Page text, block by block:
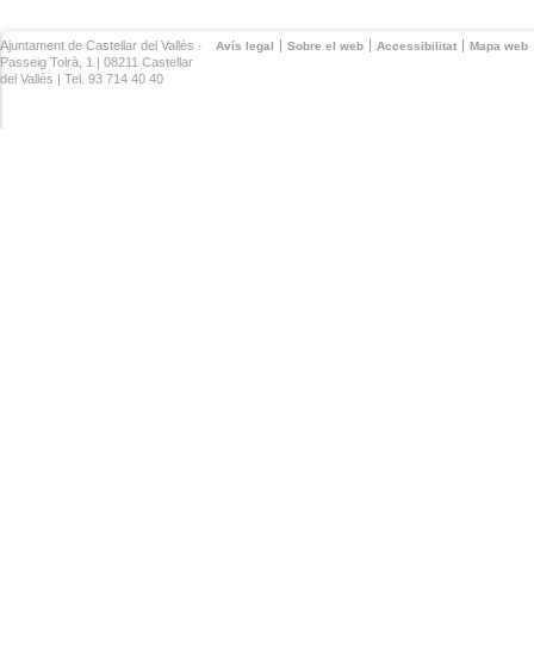
Avís legal Sobre el web Accessibilitat Mapa web
Ajuntament de Castellar del Vallès ·
Passeig Tolrà, 1 | 08211 Castellar
del Vallès | Tel. 93 714 40 40